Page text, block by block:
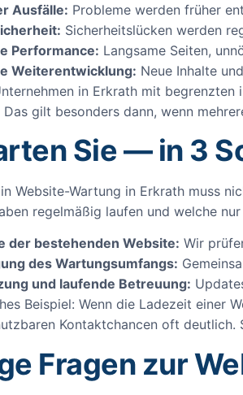
Ausfälle: Probleme werden früher
Sicherheitslücken werden
Performance: Langsame Seiten,
Weiterentwicklung: Neue Inhalte
in Erkrath mit
Das gilt besonders dann, wenn
Sie — in 3
Website-Wartung in Erkrath muss
regelmäßig laufen und welche
der bestehenden Website: Wir
des Wartungsumfangs:
und laufende Betreuung:
Beispiel: Wenn die Ladezeit einer
Kontaktchancen oft deutlich.
Fragen zur